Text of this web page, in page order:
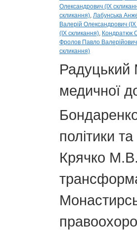
Олександрович (IX
скликання) Лабунська
Валерій Олександрович
(IX скликання) Кондратюк
Фролов Павло
скликання)
Радуцький
медичної
політики
Крячко